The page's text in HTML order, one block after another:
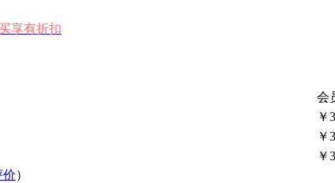
享有折扣
会
￥
￥
￥
价）